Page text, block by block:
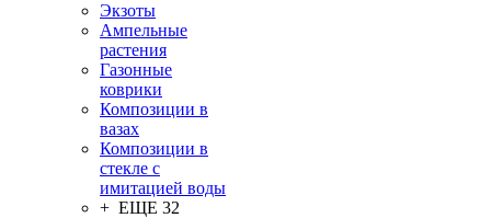
Экзоты
Ампельные
растения
Газонные
коврики
Композиции в
вазах
Композиции в
стекле с
имитацией воды
+ ЕЩЕ 32